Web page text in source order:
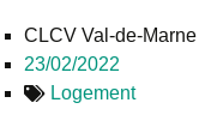
CLCV Val-de-Marne
23/02/2022
Logement